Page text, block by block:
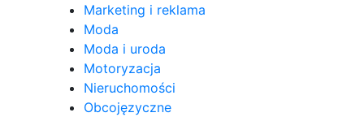
Marketing i reklama
Moda
Moda i uroda
Motoryzacja
Nieruchomości
Obcojęzyczne